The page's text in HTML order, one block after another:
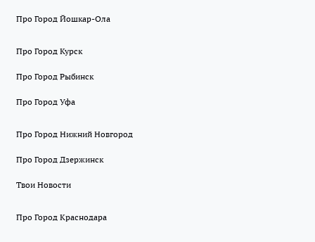
Про Город Йошкар-Ола
Про Город Курск
Про Город Рыбинск
Про Город Уфа
Про Город Нижний Новгород
Про Город Дзержинск
Твои Новости
Про Город Краснодара